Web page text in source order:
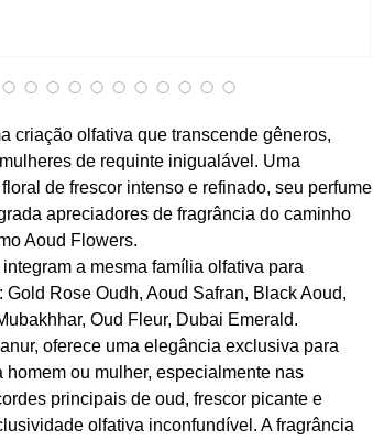
criação olfativa que transcende gêneros,
de requinte inigualável. Uma
de frescor intenso e refinado, seu perfume
apreciadores de fragrância do caminho
Aoud Flowers.
a mesma família olfativa para
Gold Rose Oudh, Aoud Safran, Black Aoud,
Oud Fleur, Dubai Emerald.
oferece uma elegância exclusiva para
homem ou mulher, especialmente nas
principais de oud, frescor picante e
olfativa inconfundível. A fragrância